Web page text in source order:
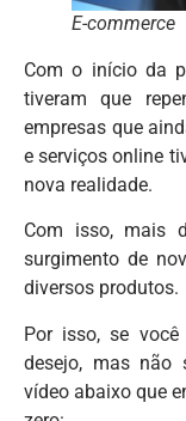
E-commerce
Com o início da
tiveram que
empresas que
e serviços online
nova realidade.
Com isso, mais
surgimento de
diversos produtos.
Por isso, se
desejo, mas não
vídeo abaixo que